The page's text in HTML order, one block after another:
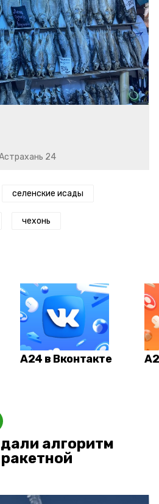
24
селенские исады
чехонь
А24 в Вконтакте
алгоритм